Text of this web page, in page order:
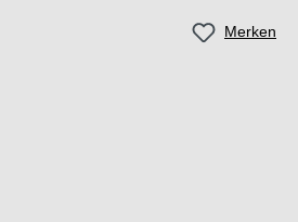
Merken